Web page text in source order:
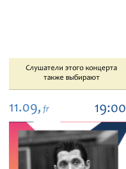
Слушатели этого концерта
также выбирают
11.09, fr 19:00